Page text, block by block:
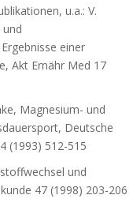
u.a.: V.
einer
Akt Ernähr Med 17
Magnesium- und
Deutsche
(1993) 512-515
und
47 (1998) 203-206